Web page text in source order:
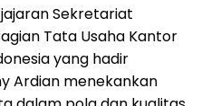
Sekretariat
Tata Usaha Kantor
yang hadir
Ardian menekankan